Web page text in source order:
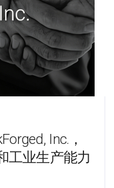
Inc.，
工业生产能力